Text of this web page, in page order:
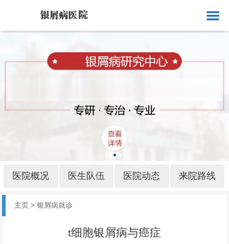
医院概况
银屑病护理
医院概况 医生队伍 医院动态 来院路线
主页 >银屑病就诊
t细胞银屑病与癌症